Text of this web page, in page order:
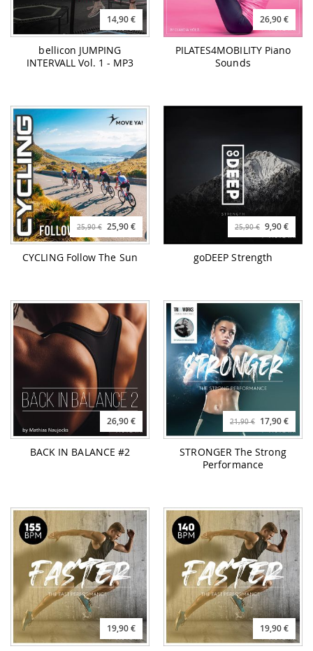
14,90 €
bellicon JUMPING
INTERVALL Vol. 1 - MP3
26,90 €
PILATES4MOBILITY Piano
Sounds
25,90 € 25,90 €
CYCLING Follow The Sun
25,90 € 9,90 €
goDEEP Strength
26,90 €
BACK IN BALANCE #2
21,90 € 17,90 €
STRONGER The Strong
Performance
19,90 € 19,90 €